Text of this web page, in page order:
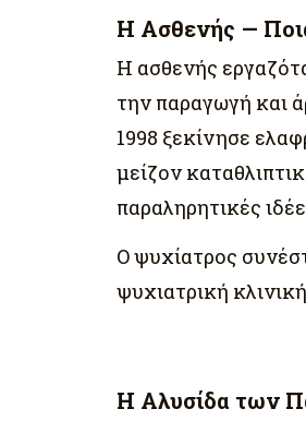
Η Ασθενής —
Η ασθενής
την παραγωγή και
1998 ξεκίνησε
μείζον
παραληρητικές
Ο ψυχίατρος
ψυχιατρική
Η Αλυσίδα των